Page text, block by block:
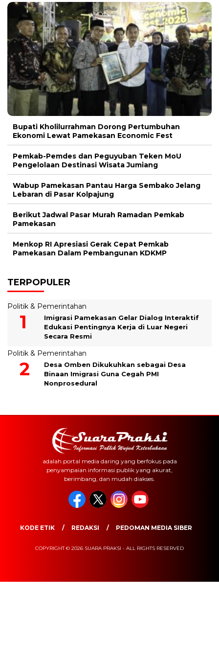
Bupati Kholilurrahman Dorong Pertumbuhan
Ekonomi Lewat Pamekasan Economic Fest
Pemkab-Pemdes dan Peguyuban Teken MoU
Pengelolaan Destinasi Wisata Jumiang
Wabup Pamekasan Pantau Harga Sembako Jelang
Lebaran di Pasar Kolpajung
Berikut Jadwal Pasar Murah Ramadan Pemkab
Pamekasan
Menkop RI Apresiasi Gerak Cepat Pemkab
Pamekasan Dalam Pembangunan KDKMP
TERPOPULER
Politik & Pemerintahan
Imigrasi Pamekasan Gelar Dialog Interaktif
Edukasi Pentingnya Kerja di Luar Negeri
Secara Resmi
Politik & Pemerintahan
Desa Omben Dikukuhkan sebagai Desa
Binaan Imigrasi Guna Cegah PMI
Nonprosedural
adalah portal media daring yang berfokus pada
penyampaian informasi publik yang akurat,
berimbang, dan mudah diakses.
KODE ETIK REDAKSI PEDOMAN MEDIA SIBER
COPYRIGHT © 2026 SUARA PRAKSI - ALL RIGHTS RESERVED